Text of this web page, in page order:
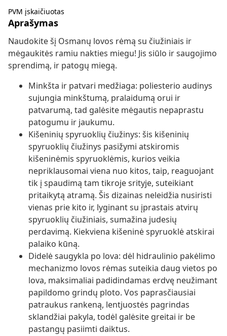
PVM įskaičiuotas
Aprašymas
Naudokite šį Osmanų lovos rėmą su čiužiniais ir
mėgaukitės ramiu nakties miegu! Jis siūlo ir saugojimo
sprendimą, ir patogų miegą.
Minkšta ir patvari medžiaga: poliesterio audinys
sujungia minkštumą, pralaidumą orui ir
patvarumą, tad galėsite mėgautis nepaprastu
patogumu ir jaukumu.
Kišeninių spyruoklių čiužinys: šis kišeninių
spyruoklių čiužinys pasižymi atskiromis
kišeninėmis spyruoklėmis, kurios veikia
nepriklausomai viena nuo kitos, taip, reaguojant
tik į spaudimą tam tikroje srityje, suteikiant
pritaikytą atramą. Šis dizainas neleidžia nusiristi
vienas prie kito ir, lyginant su įprastais atvirų
spyruoklių čiužiniais, sumažina judesių
perdavimą. Kiekviena kišeninė spyruoklė atskirai
palaiko kūną.
Didelė saugykla po lova: dėl hidraulinio pakėlimo
mechanizmo lovos rėmas suteikia daug vietos po
lova, maksimaliai padidindamas erdvę neužimant
papildomo grindų ploto. Vos paprasčiausiai
patraukus rankeną, lentjuostės pagrindas
sklandžiai pakyla, todėl galėsite greitai ir be
pastangų pasiimti daiktus.